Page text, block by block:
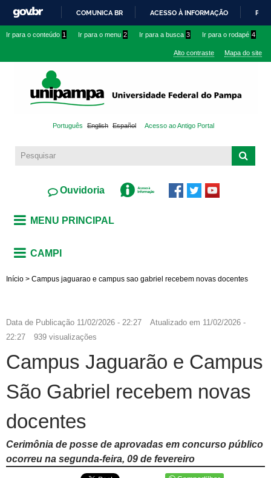
conteúdo
IR
O
COMUNICA BR ACESSO À INFORMAÇÃO
Ir para o conteúdo 1 Ir para o menu 2 Ir para a busca 3 Ir para o rodapé 4
Alto contraste Mapa do site
Português English Español Acesso ao Antigo Portal
Ouvidoria
MENU PRINCIPAL
CAMPI
Início > Campus jaguarao e campus sao gabriel recebem novas docentes
Data de Publicação 11/02/2026 - 22:27 Atualizado em 11/02/2026 -
22:27
939 visualizações
Campus Jaguarão e Campus
São Gabriel recebem novas
docentes
Cerimônia de posse de aprovadas em concurso público
ocorreu na segunda-feira, 09 de fevereiro